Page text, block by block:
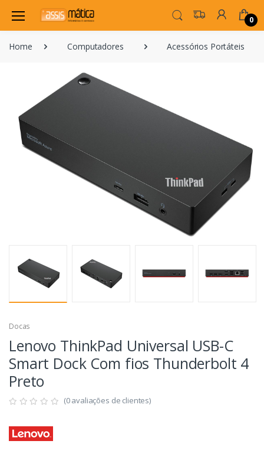
0
Home Computadores Acessórios Portáteis
Docas
Lenovo ThinkPad Universal USB-C
Smart Dock Com fios Thunderbolt 4
Preto
(0 avaliações de clientes)